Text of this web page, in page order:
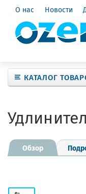
О нас Новости
КАТАЛОГ
Обзор